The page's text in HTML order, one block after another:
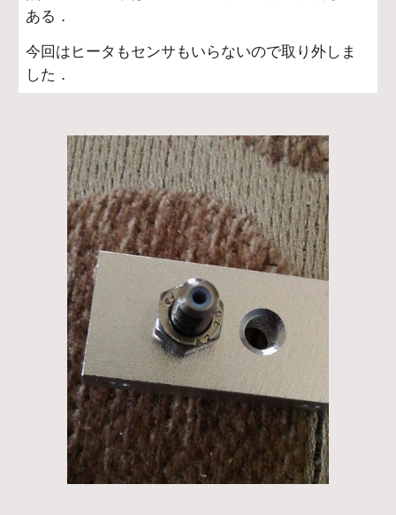
ある．
今回はヒータもセンサもいらないので取り外しま
した．